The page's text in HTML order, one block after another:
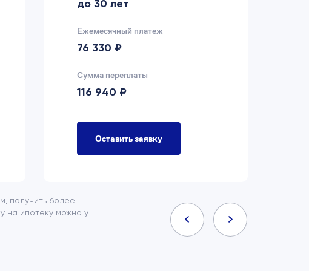
до 30 лет
Ежемесячный платеж
76 330 ₽
Сумма переплаты
116 940 ₽
Оставить заявку
получить более
на ипотеку можно у